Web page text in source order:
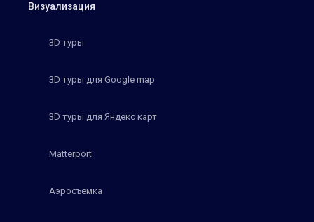
Визуализация
3D туры
3D туры для Google map
3D туры для Яндекс карт
Matterport
Аэросъемка